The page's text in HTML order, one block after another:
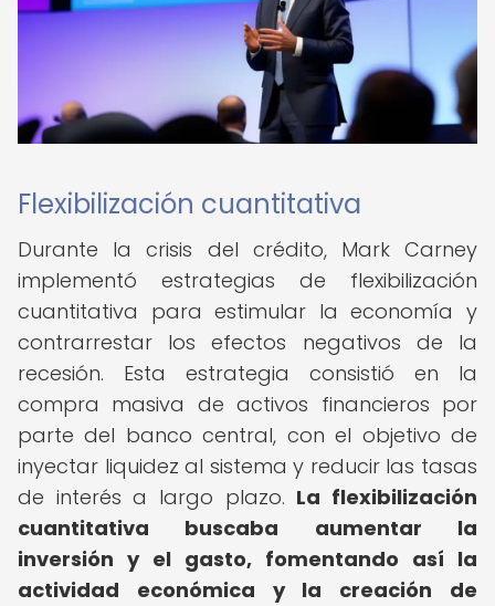
Flexibilización cuantitativa
Durante la crisis del crédito, Mark Carney
implementó estrategias de flexibilización
cuantitativa para estimular la economía y
contrarrestar los efectos negativos de la
recesión. Esta estrategia consistió en la
compra masiva de activos financieros por
parte del banco central, con el objetivo de
inyectar liquidez al sistema y reducir las tasas
de interés a largo plazo. La flexibilización
cuantitativa buscaba aumentar la
inversión y el gasto, fomentando así la
actividad económica y la creación de